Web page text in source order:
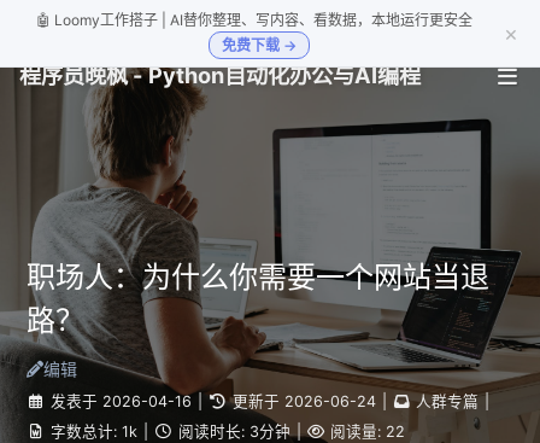
🤖 Loomy工作搭子 | AI替你整理、写内容、看数据，本地运行更安全
免费下载 →
×
程序员晚枫 - Python自动化办公与AI编程
职场人：为什么你需要一个网站当退
路？
编辑
发表于 2026-04-16 更新于 2026-06-24 人群专篇
字数总计: 1k 阅读时长: 3分钟 | 阅读量: 22